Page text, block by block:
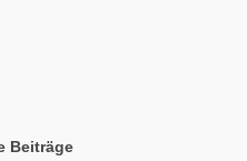
Beiträge